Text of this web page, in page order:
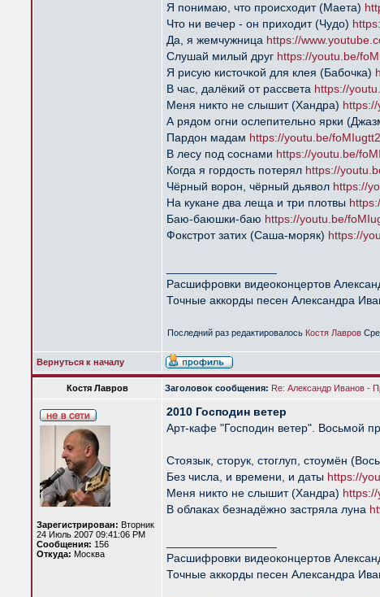
Я понимаю, что происходит (Маета)
Что ни вечер - он приходит (Чудо)
Да, я жемчужница https://
Слушай милый друг https://youtu.be/
Я рисую кисточкой для клея (Бабочка)
В час, далёкий от рассвета https://
Меня никто не слышит (Хандра)
А рядом огни ослепительно ярки
Пардон мадам https://youtu.be/
В лесу под соснами https://youtu.be/
Когда я гордость потерял https://
Чёрный ворон, чёрный дьявол https://
На кукане два леща и три плотвы
Баю-баюшки-баю https://youtu.be/
Фокстрот затих (Саша-моряк) https://
Расшифровки видеоконцертов
Точные аккорды песен Александра
Последний раз редактировалось Костя Лавров
Вернуться к началу
Костя Лавров Заголовок сообщения: Re: Александр Иванов -
Зарегистрирован: Вторник
24 Июль 2007 09:41:06 PM
Сообщения: 156
Откуда: Москва
2010 Господин ветер
Арт-кафе "Господин ветер". Восьмой
Стоязык, сторук, стоглуп, стоумён
Без числа, и времени, и даты https://
Меня никто не слышит (Хандра)
В облаках безнадёжно застряла луна
Расшифровки видеоконцертов
Точные аккорды песен Александра